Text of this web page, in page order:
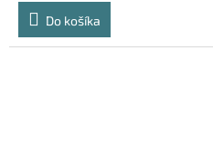
Do košíka